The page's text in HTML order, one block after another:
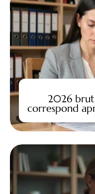
2026 brut
correspond